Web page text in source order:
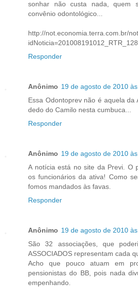
sonhar não custa nada, quem
convênio odontológico...
http://not.economia.terra.com.br/
Responder
Anônimo 19 de agosto de 2010
Essa Odontoprev não é aquela da
dedo do Camilo nesta cumbuca...
Responder
Anônimo 19 de agosto de 2010
A notícia está no site da Previ. O
os funcionários da ativa! Como
fomos mandados às favas.
Responder
Anônimo 19 de agosto de 2010
São 32 associações, que
ASSOCIADOS representam cada
Acho que pouco atuam em
pensionistas do BB, pois nada
empenhando.